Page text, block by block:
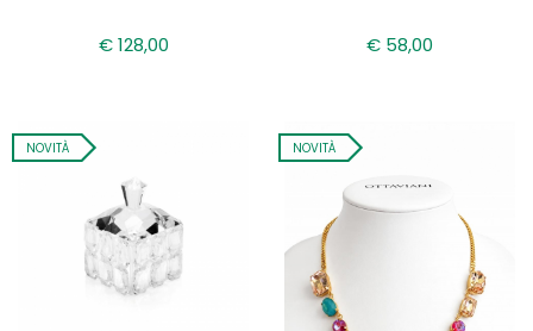
€ 128,00 € 58,00
NOVITÀ NOVITÀ